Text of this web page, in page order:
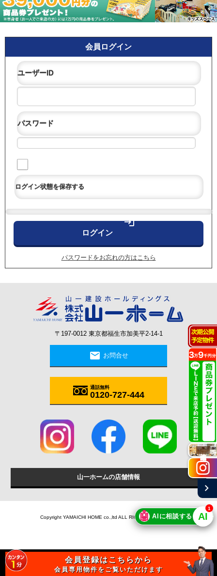
会員ログイン
ユーザーID
パスワード
ログイン状態を保存する
login
パスワードをお忘れの方はこちら
〒197-0012 東京都福生市加美平2-14-1
mail お問合せ
通話無料
0120-727-444
山一ホームの店舗情報
Copyright YAMAICHI HOME co.,ltd ALL RIGHTS RESERVED.
会員登録はこちらから
会員専用物件をご覧いただけます
施工実例
chevron_right
🤖 AIに相談する AI
1